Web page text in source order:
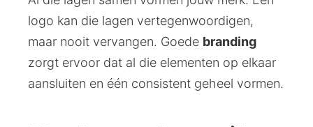
logo kan die lagen vertegenwoordigen,
maar nooit vervangen. Goede branding
zorgt ervoor dat al die elementen op elkaar
aansluiten en één consistent geheel vormen.